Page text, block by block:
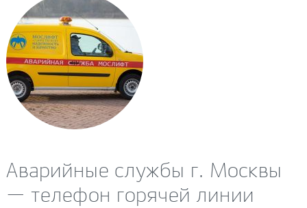
Аварийные службы г. Москвы
— телефон горячей линии